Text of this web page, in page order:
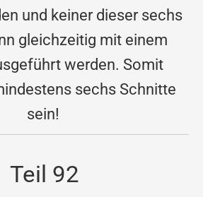
und keiner dieser sechs
gleichzeitig mit einem
werden. Somit
sechs Schnitte
sein!
Teil 92